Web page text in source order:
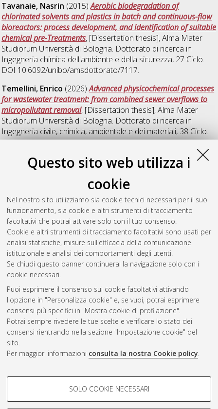
Questo sito web utilizza i
cookie
Nel nostro sito utilizziamo sia cookie tecnici necessari per il suo
funzionamento, sia cookie e altri strumenti di tracciamento
facoltativi che potrai attivare solo con il tuo consenso.
Cookie e altri strumenti di tracciamento facoltativi sono usati per
analisi statistiche, misure sull'efficacia della comunicazione
istituzionale e analisi dei comportamenti degli utenti.
Se chiudi questo banner continuerai la navigazione solo con i
cookie necessari.
Puoi esprimere il consenso sui cookie facoltativi attivando
l'opzione in "Personalizza cookie" e, se vuoi, potrai esprimere
consensi più specifici in "Mostra cookie di profilazione".
Potrai sempre rivedere le tue scelte e verificare lo stato dei
consensi rientrando nella sezione "Impostazione cookie" del
sito.
Per maggiori informazioni consulta la nostra Cookie policy.
COOKIE DI PROFILAZIONE -
SOLO COOKIE NECESSARI
Tavanaie, Nasrin (2015)Aerobic biodegradation of
chlorinated solvents and plastics in batch and continuous-flow
bioreactors: process development, and identification of suitable
chemical pre-Treatments, [Dissertation thesis], Alma Mater
Studiorum Università di Bologna. Dottorato di ricerca in
Ingegneria chimica dell'ambiente e della sicurezza, 27 Ciclo.
DOI 10.6092/unibo/amsdottorato/7117.
Temellini, Enrico (2026)Advanced physicochemical processes
for wastewater treatment: from combined sewer overflows to
micropollutant removal, [Dissertation thesis], Alma Mater
Studiorum Università di Bologna. Dottorato di ricerca in
Ingegneria civile, chimica, ambientale e dei materiali, 38 Ciclo.
Depurazione di acque di falda da
solventi clorurati: biodegradazione cometabolica aerobica di
cloroformio in reattore a flusso e decontaminazione di
cloroeteni in barriere reattive permeabili con ferro zero valente
[Dissertation thesis], Alma Mater Studiorum Università di
Bologna. Dottorato di ricerca inIngegneria chimica
dell'ambiente e della sicurezza, 22 Ciclo.
Questa lista e' stata generata il Thu Aug 6 20:43:57 2026
Atom
Rss 1.0
Rss 2.0
ISSN: 2038-7946
Impostazioni Cookie
Informativa sulla privacy
Condizioni d’uso del sito